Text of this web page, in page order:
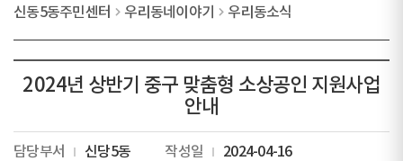
신동5동주민센터 우리동네이야기 우리동소식
2024년 상반기 중구 맞춤형 소상공인 지원사업
안내
담당부서 신당5동 작성일
2024-04-16